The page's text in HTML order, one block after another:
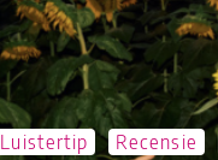
Luistertip Recensie